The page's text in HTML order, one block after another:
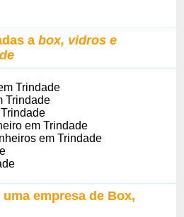
abox, vidros e
Trindade
Trindade
em Trindade
em Trindade
empresa de Box,